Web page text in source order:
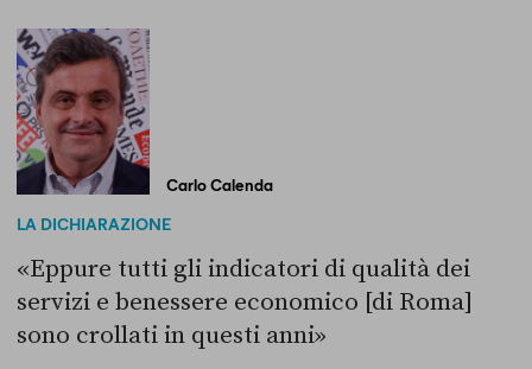
Carlo Calenda
LA DICHIARAZIONE
«Eppure tutti gli indicatori di qualità dei
servizi e benessere economico [di Roma]
sono crollati in questi anni»